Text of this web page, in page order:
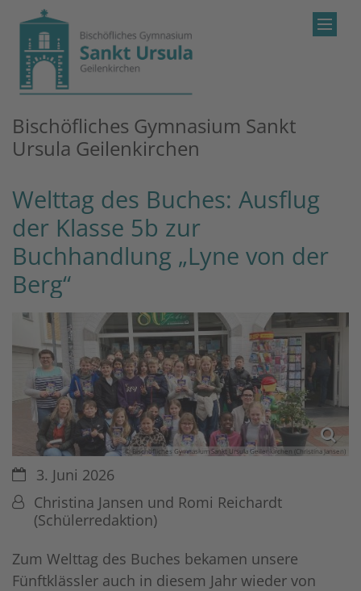
Zum Inhalt springen
Bischöfliches Gymnasium Sankt
Ursula Geilenkirchen
Welttag des Buches: Ausflug
der Klasse 5b zur
Buchhandlung „Lyne von der
Berg“
© Bischöfliches Gymnasium Sankt Ursula Geilenkirchen (Christina Jansen)
Datum:3. Juni 2026
Von:Christina Jansen und Romi Reichardt
(Schülerredaktion)
Zum Welttag des Buches bekamen unsere
Fünftklässler auch in diesem Jahr wieder von